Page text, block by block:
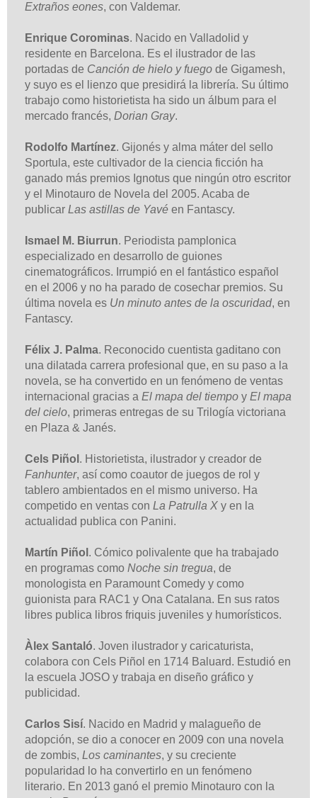
Extraños eones, con Valdemar.
Enrique Corominas. Nacido en Valladolid y
residente en Barcelona. Es el ilustrador de las
portadas de Canción de hielo y fuego de Gigamesh,
y suyo es el lienzo que presidirá la librería. Su último
trabajo como historietista ha sido un álbum para el
mercado francés, Dorian Gray.
Rodolfo Martínez. Gijonés y alma máter del sello
Sportula, este cultivador de la ciencia ficción ha
ganado más premios Ignotus que ningún otro escritor
y el Minotauro de Novela del 2005. Acaba de
publicar Las astillas de Yavé en Fantascy.
Ismael M. Biurrun. Periodista pamplonica
especializado en desarrollo de guiones
cinematográficos. Irrumpió en el fantástico español
en el 2006 y no ha parado de cosechar premios. Su
última novela es Un minuto antes de la oscuridad, en
Fantascy.
Félix J. Palma. Reconocido cuentista gaditano con
una dilatada carrera profesional que, en su paso a la
novela, se ha convertido en un fenómeno de ventas
internacional gracias a El mapa del tiempo y El mapa
del cielo, primeras entregas de su Trilogía victoriana
en Plaza & Janés.
Cels Piñol . Historietista, ilustrador y creador de
Fanhunter, así como coautor de juegos de rol y
tablero ambientados en el mismo universo. Ha
competido en ventas con La Patrulla X y en la
actualidad publica con Panini.
Martín Piñol . Cómico polivalente que ha trabajado
en programas como Noche sin tregua, de
monologista en Paramount Comedy y como
guionista para RAC1 y Ona Catalana. En sus ratos
libres publica libros friquis juveniles y humorísticos.
Àlex Santaló. Joven ilustrador y caricaturista,
colabora con Cels Piñol en 1714 Baluard. Estudió en
la escuela JOSO y trabaja en diseño gráfico y
publicidad.
Carlos Sisí. Nacido en Madrid y malagueño de
adopción, se dio a conocer en 2009 con una novela
de zombis, Los caminantes, y su creciente
popularidad lo ha convertirlo en un fenómeno
literario. En 2013 ganó el premio Minotauro con la